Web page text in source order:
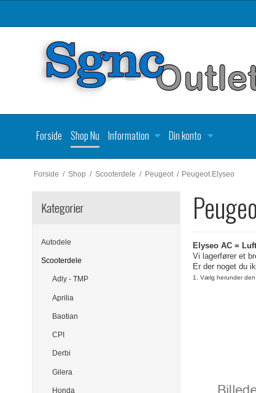
Forside Shop Nu Information Din konto
Forside / Shop / Scooterdele / Peugeot / Peugeot Elyseo
Kategorier
Autodele
Scooterdele
Adly - TMP
Aprilia
Baotian
CPI
Derbi
Gilera
Honda
Elyseo AC =
Vi lagerfører et
Er der noget du
1. Vælg herunder